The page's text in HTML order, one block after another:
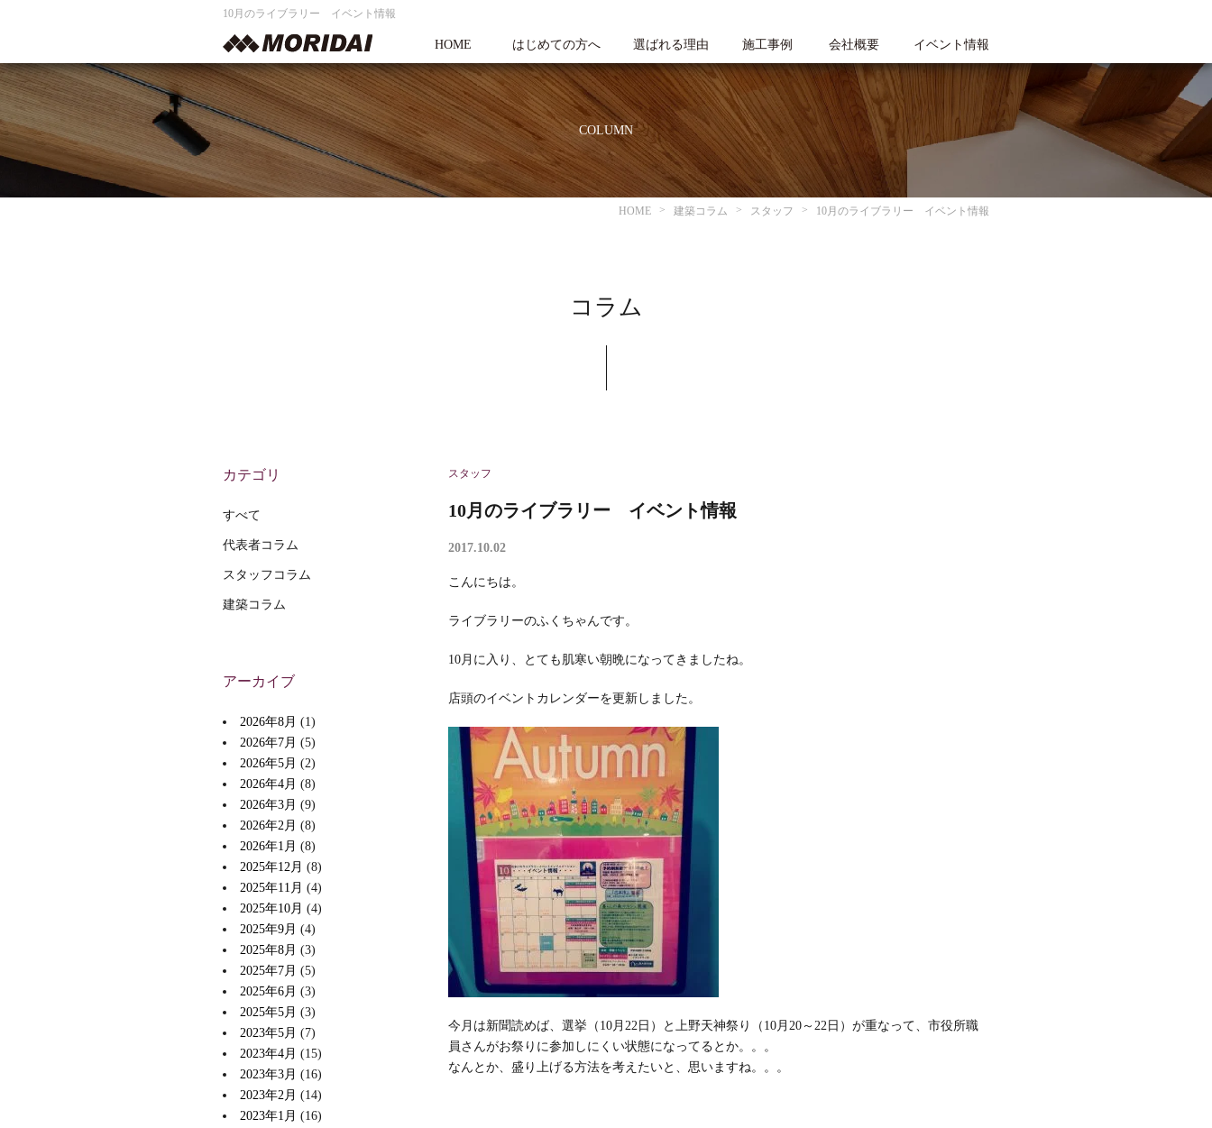
10月のライブラリー イベント情報
HOME はじめての方へ 選ばれる理由 施工事例 会社概要 イベント情報
COLUMN
HOME 建築コラム スタッフ 10月のライブラリー イベント情報
コラム
スタッフ
10月のライブラリー イベント情報
2017.10.02
こんにちは。
ライブラリーのふくちゃんです。
10月に入り、とても肌寒い朝晩になってきましたね。
店頭のイベントカレンダーを更新しました。
今月は新聞読めば、選挙（10月22日）と上野天神祭り（10月20～22日）が重なって、市役所職
員さんがお祭りに参加しにくい状態になってるとか。。。
なんとか、盛り上げる方法を考えたいと、思いますね。。。
カテゴリ
すべて
代表者コラム
スタッフコラム
建築コラム
アーカイブ
2026年8月 (1)
2026年7月 (5)
2026年5月 (2)
2026年4月 (8)
2026年3月 (9)
2026年2月 (8)
2026年1月 (8)
2025年12月 (8)
2025年11月 (4)
2025年10月 (4)
2025年9月 (4)
2025年8月 (3)
2025年7月 (5)
2025年6月 (3)
2025年5月 (3)
2023年5月 (7)
2023年4月 (15)
2023年3月 (16)
2023年2月 (14)
2023年1月 (16)